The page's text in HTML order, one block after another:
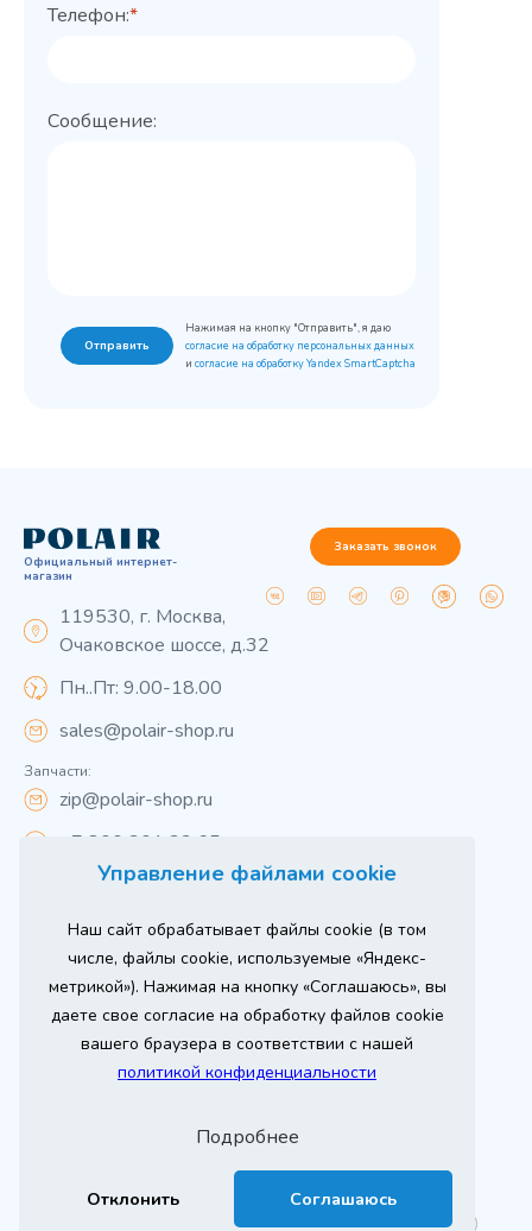
Управление файлами cookie
Наш сайт обрабатывает файлы cookie (в том
числе, файлы cookie, используемые «Яндекс-
метрикой»). Нажимая на кнопку «Соглашаюсь», вы
даете свое согласие на обработку файлов cookie
вашего браузера в соответствии с нашей
политикой конфиденциальности
Подробнее
Отклонить Соглашаюсь
Телефон:*
Сообщение:
Отправить
Нажимая на кнопку "Отправить", я даю
согласие на обработку персональных данных
и согласие на обработку Yandex SmartCaptcha
Официальный интернет-
магазин
119530, г. Москва,
Очаковское шоссе, д.32
Пн..Пт: 9.00-18.00
sales@polair-shop.ru
Запчасти:
zip@polair-shop.ru
+7 800 301 33 65
Заказать звонок
Вся информация на сайте о товарах носит
справочный характер и не является публичной
офертой в соответствии с пунктом 2 статьи 437 ГК РФ.
Для получения подробной информации о наличии и
стоимости указанных товаров и (или) услуг,
пожалуйста, обращайтесь к менеджеру сайта по
телефону
При использовании материалов сайта ссылка
Продвижение сайта
Оставь заявку